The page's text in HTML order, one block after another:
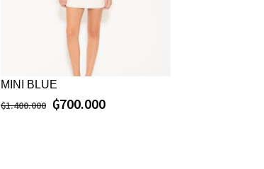
MINI BLUE
₲1.400.000 ₲700.000